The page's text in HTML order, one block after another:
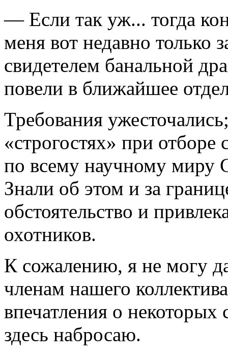
— Если так уж... тогда
меня вот недавно только
свидетелем банальной
повели в ближайшее
Требования
«строгостях» при отборе
по всему научному миру
Знали об этом и за
обстоятельство и
охотников.
К сожалению, я не могу
членам нашего
впечатления о некоторых
здесь набросаю.